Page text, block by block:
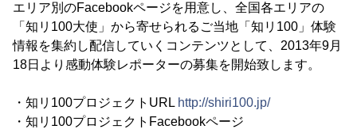
エリア別のFacebookページを用意し、全国各エリアの
「知リ100大使」から寄せられるご当地「知リ100」体験
情報を集約し配信していくコンテンツとして、2013年9月
18日より感動体験レポーターの募集を開始致します。
・知リ100プロジェクトURL http://shiri100.jp/
・知リ100プロジェクトFacebookページ